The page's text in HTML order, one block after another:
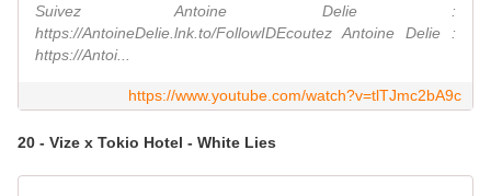
Suivez Antoine Delie :
https://AntoineDelie.lnk.to/FollowIDEcoutez Antoine Delie :
https://Antoi...
https://www.youtube.com/watch?v=tlTJmc2bA9c
20 - Vize x Tokio Hotel - White Lies